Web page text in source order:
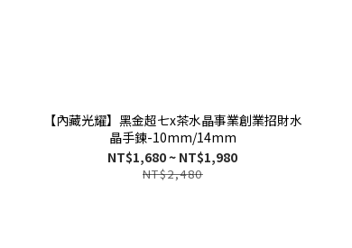
【內藏光耀】黑金超七x茶水晶事業創業招財水
晶手鍊-10mm/14mm
NT$1,680 ~ NT$1,980
NT$2,480